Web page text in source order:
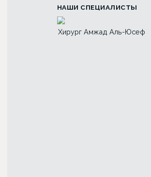
НАШИ СПЕЦИАЛИСТЫ
Хирург Лина Алиевна